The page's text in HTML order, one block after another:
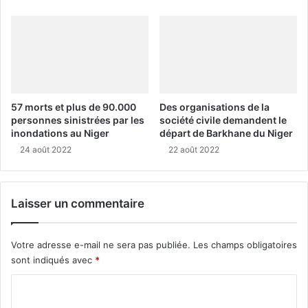
57 morts et plus de 90.000
personnes sinistrées par les
inondations au Niger
24 août 2022
Des organisations de la
société civile demandent le
départ de Barkhane du Niger
22 août 2022
Laisser un commentaire
Votre adresse e-mail ne sera pas publiée. Les champs obligatoires
sont indiqués avec *